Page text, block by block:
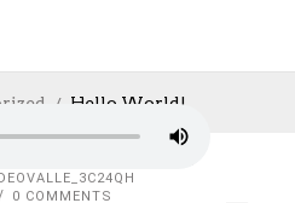
Hello World!
02/2020
0 COMMENTS